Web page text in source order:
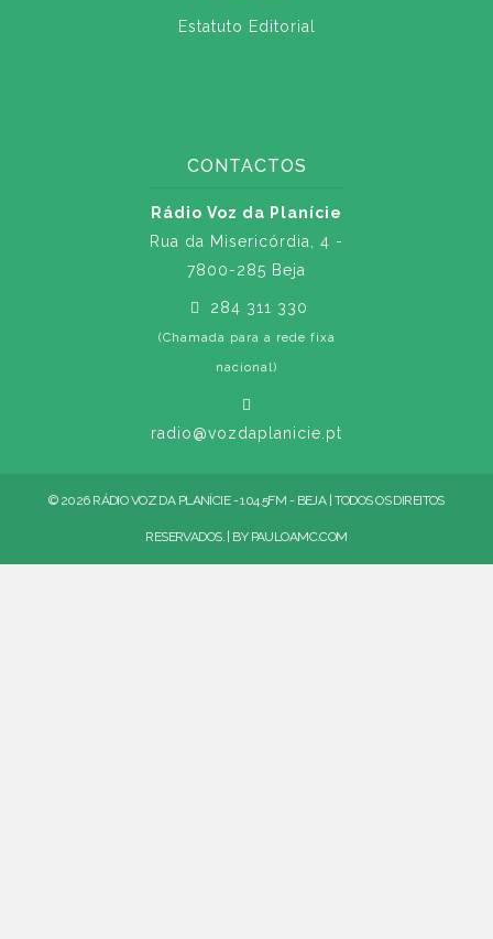
Estatuto Editorial
CONTACTOS
Rádio Voz da Planície
Rua da Misericórdia, 4 -
7800-285 Beja
284 311 330
(Chamada para a rede fixa
nacional)
radio@vozdaplanicie.pt
© 2026 RÁDIO VOZ DA PLANÍCIE - 104.5FM - BEJA | TODOS OS DIREITOS
RESERVADOS. | BY PAULOAMC.COM